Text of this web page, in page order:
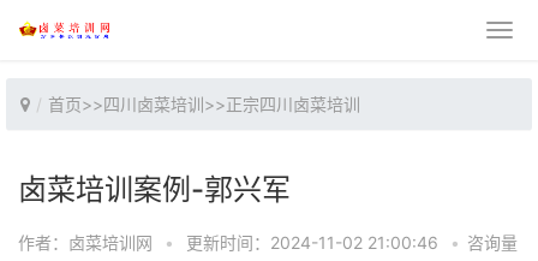
首页>>四川卤菜培训>>正宗四川卤菜培训
卤菜培训案例-郭兴军
作者：卤菜培训网 • 更新时间：2024-11-02 21:00:46 • 咨询量